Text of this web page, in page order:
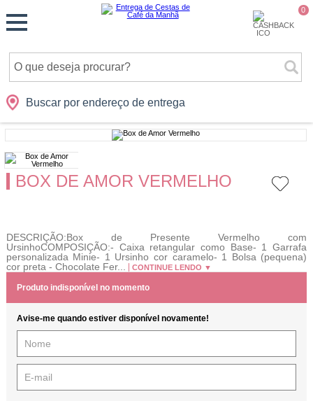
0
Buscar por endereço de entrega
Cidades Presentes Datas Shopping
Monte
sua
Cesta
BOX DE AMOR VERMELHO
DESCRIÇÃO:Box de Presente Vermelho com
UrsinhoCOMPOSIÇÃO:- Caixa retangular como Base- 1 Garrafa
personalizada Minie- 1 Ursinho cor caramelo- 1 Bolsa (pequena)
cor preta - Chocolate Fer...
CONTINUE LENDO ▼
Produto indisponível no momento
Avise-me quando estiver disponível novamente!